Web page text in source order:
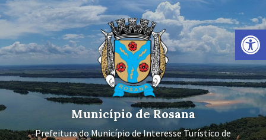
Barra de Ferramentas Aberta
Ir
para
conteúdo
Pular
para
navegação
principal
Pular
para
rodapé
Município de Rosana
Prefeitura do Município de Interesse Turístico de